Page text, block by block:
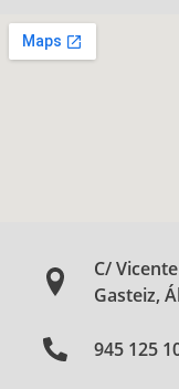
C/
Gasteiz,
945 125